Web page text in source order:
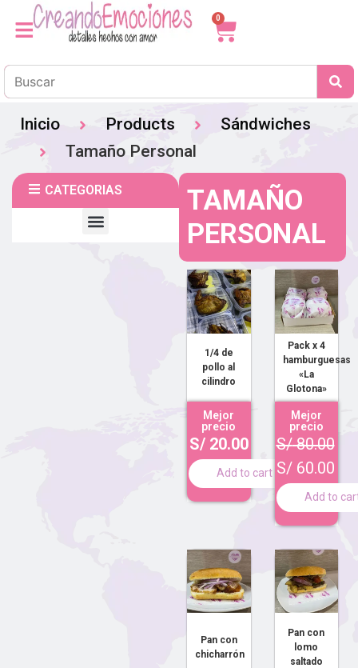
0
Inicio Products
Sándwiches
Tamaño Personal
CATEGORIAS
TAMAÑO
PERSONAL
1/4 de
pollo al
cilindro
Mejor
precio
S/20.00
Add to cart
Pack x 4
hamburguesas
«La
Glotona»
Mejor
precio
S/80.00
S/60.00
Add to
Pan con
chicharrón
Pan con
lomo
saltado